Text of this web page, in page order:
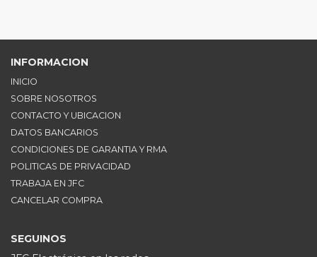
INFORMACION
INICIO
SOBRE NOSOTROS
CONTACTO Y UBICACION
DATOS BANCARIOS
CONDICIONES DE GARANTIA Y RMA
POLITICAS DE PRIVACIDAD
TRABAJA EN JFC
CANCELAR COMPRA
SEGUINOS